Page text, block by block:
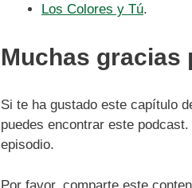
Los Colores y Tú.
Muchas gracias
Si te ha gustado este capítulo
puedes encontrar este
episodio.
Por favor, comparte este